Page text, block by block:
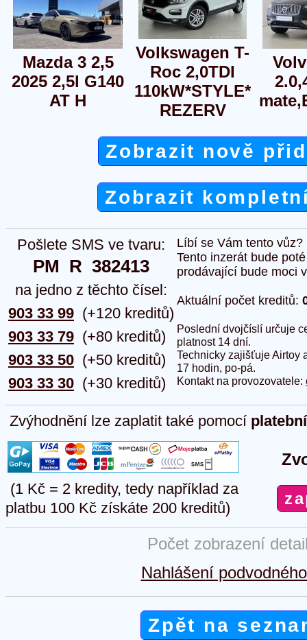
Mazda 3 2,5
2025 2,5l G140
AT H
Volkswagen T-
Roc 2,0TDI
110kW*STYLE*
REZERV
Zobrazit nově
Zobrazit
Pošlete SMS ve tvaru:
PM  R  382413
na jedno z těchto čísel:
903 33 99
903 33 79
903 33 50
903 33 30
(+120 kreditů)
(+80 kreditů)
(+50 kreditů)
(+30 kreditů)
Líbí se Vám tento
Tento inzerát bude
prodávající bude moci
Aktuální počet kreditů:
Poslední dvojčíslí určuje
platnost 14 dní.
Technicky zajišťuje Airtoy
17 hodin, po-pá.
Kontakt na provozovatele:
Zvýhodnění lze zaplatit také pomocí
(1 Kč = 2 kredity, tedy například za
platbu 100 Kč získáte 200 kreditů)
Počet zobrazení
Nahlášení
Zpět na